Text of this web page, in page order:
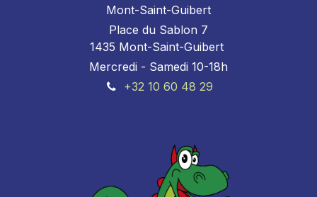
Mont-Saint-Guibert
Place du Sablon 7
1435 Mont-Saint-Guibert
Mercredi - Samedi 10-18h
+32 10 60 48 29